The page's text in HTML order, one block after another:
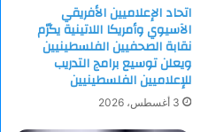
اتحاد الإعلاميين الأفريقي
الآسيوي وأمريكا اللاتينية يكرّم
نقابة الصحفيين الفلسطينيين
ويعلن توسيع برامج التدريب
للإعلاميين الفلسطينيين
3 أغسطس، 2026